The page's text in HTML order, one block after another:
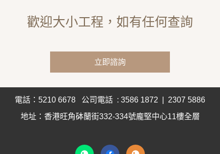
歡迎大小工程，如有任何查詢
立即諮詢
電話：5210 6678 公司電話 ️: 3586 1872 | 2307 5886
地址：香港旺角砵蘭街332-334號龐堅中心11樓全層